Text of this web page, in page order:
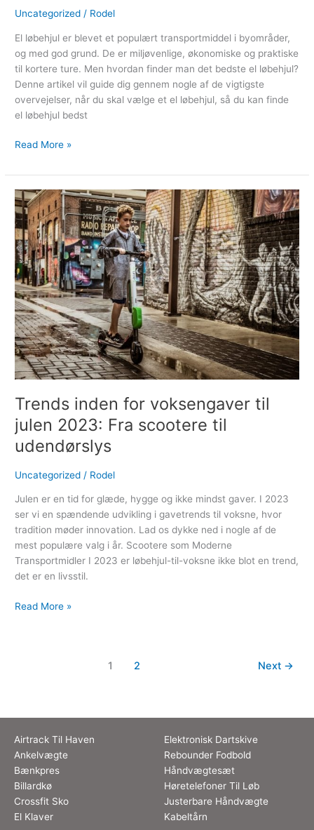
Uncategorized / Rodel
El løbehjul er blevet et populært transportmiddel i byområder,
og med god grund. De er miljøvenlige, økonomiske og praktiske
til kortere ture. Men hvordan finder man det bedste el løbehjul?
Denne artikel vil guide dig gennem nogle af de vigtigste
overvejelser, når du skal vælge et el løbehjul, så du kan finde
el løbehjul bedst
Read More »
Trends inden for voksengaver til
julen 2023: Fra scootere til
udendørslys
Uncategorized / Rodel
Julen er en tid for glæde, hygge og ikke mindst gaver. I 2023
ser vi en spændende udvikling i gavetrends til voksne, hvor
tradition møder innovation. Lad os dykke ned i nogle af de
mest populære valg i år. Scootere som Moderne
Transportmidler I 2023 er løbehjul-til-voksne ikke blot en trend,
det er en livsstil.
Trends
inden
for
voksengaver
til
julen
2023:
Fra
scootere
til
udendørslys
Read More »
1 2 Next →
Airtrack Til Haven
Ankelvægte
Bænkpres
Billardkø
Crossfit Sko
El Klaver
Elektronisk Dartskive
Rebounder Fodbold
Håndvægtesæt
Høretelefoner Til Løb
Justerbare Håndvægte
Kabeltårn